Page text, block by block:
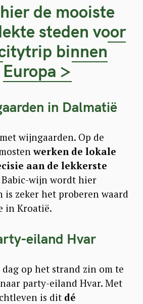
de mooiste
steden voor
binnen
Europa >
in Dalmatië
wijngaarden. Op de
werken de lokale
aan de lekkerste
Babic-wijn wordt hier
is zeker het proberen waard
in Kroatië.
eiland Hvar
op het strand zin om te
party-eiland Hvar. Met
is dit dé